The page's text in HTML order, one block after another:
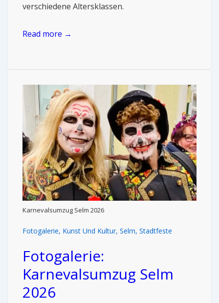
verschiedene Altersklassen.
Read more →
Karnevalsumzug Selm 2026
Fotogalerie, Kunst Und Kultur, Selm, Stadtfeste
Fotogalerie:
Karnevalsumzug Selm
2026